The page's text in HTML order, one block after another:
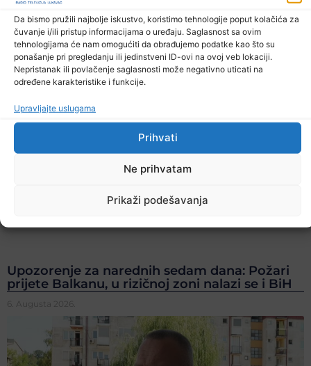
Da bismo pružili najbolje iskustvo, koristimo tehnologije poput kolačića za
čuvanje i/ili pristup informacijama o uređaju. Saglasnost sa ovim
tehnologijama će nam omogućiti da obrađujemo podatke kao što su
ponašanje pri pregledanju ili jedinstveni ID-ovi na ovoj veb lokaciji.
Nepristanak ili povlačenje saglasnosti može negativno uticati na
određene karakteristike i funkcije.
Upravljajte uslugama
Prihvati
Ne prihvatam
Prikaži podešavanja
Upozorenje za narednih sedam dana: Požari
prijete Balkanu, u rizičnoj zoni nalazi se i BiH
6. Augusta 2026.